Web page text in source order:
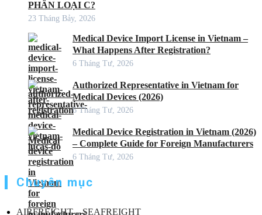
PHÂN LOẠI C?
23 Tháng Bảy, 2026
Medical Device Import License in Vietnam –
What Happens After Registration?
6 Tháng Tư, 2026
Authorized Representative in Vietnam for
Medical Devices (2026)
6 Tháng Tư, 2026
Medical Device Registration in Vietnam (2026)
– Complete Guide for Foreign Manufacturers
6 Tháng Tư, 2026
Chuyên mục
AIRFREIGHT – SEAFREIGHT